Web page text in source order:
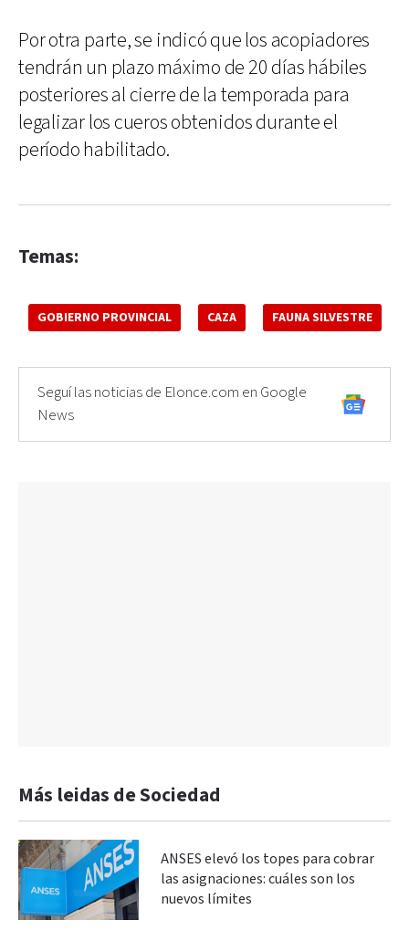
Por otra parte, se indicó que los acopiadores
tendrán un plazo máximo de 20 días hábiles
posteriores al cierre de la temporada para
legalizar los cueros obtenidos durante el
período habilitado.
Temas:
GOBIERNO PROVINCIAL CAZA FAUNA SILVESTRE
Seguí las noticias de Elonce.com en Google
News
Más leidas de Sociedad
ANSES elevó los topes para cobrar
las asignaciones: cuáles son los
nuevos límites